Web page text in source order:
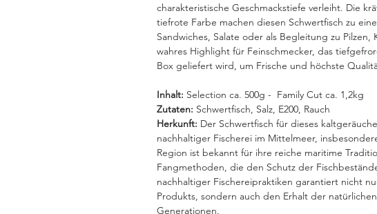
charakteristische Geschmackstiefe verleiht. Die
tiefrote Farbe machen diesen Schwertfisch zu
Sandwiches, Salate oder als Begleitung zu Pilzen,
wahres Highlight für Feinschmecker, das
Box geliefert wird, um Frische und höchste
Inhalt: Selection ca. 500g - Family Cut ca. 1,2kg
Zutaten: Schwertfisch, Salz, E200, Rauch
Herkunft: Der Schwertfisch für dieses
nachhaltiger Fischerei im Mittelmeer,
Region ist bekannt für ihre reiche maritime
Fangmethoden, die den Schutz der
nachhaltiger Fischereipraktiken garantiert nicht
Produkts, sondern auch den Erhalt der
Generationen.